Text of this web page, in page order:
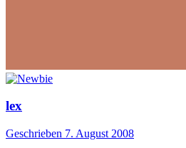
lex
Geschrieben 7. August 2008